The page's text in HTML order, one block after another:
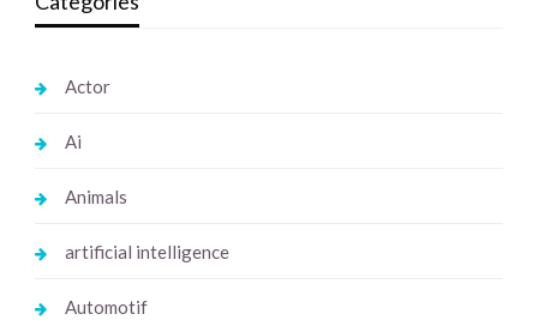
Actor
Ai
Animals
artificial intelligence
Automotif